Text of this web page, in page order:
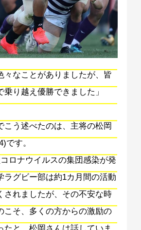
々なことがありましたが、皆
乗り越え優勝できました」
こう述べたのは、主将の松岡
です。
ロナウイルスの集団感染が発
ラグビー部は約1カ月間の活動
されましたが、その不安な時
こそ、多くの方からの激励の
たと、松岡さんは話していま